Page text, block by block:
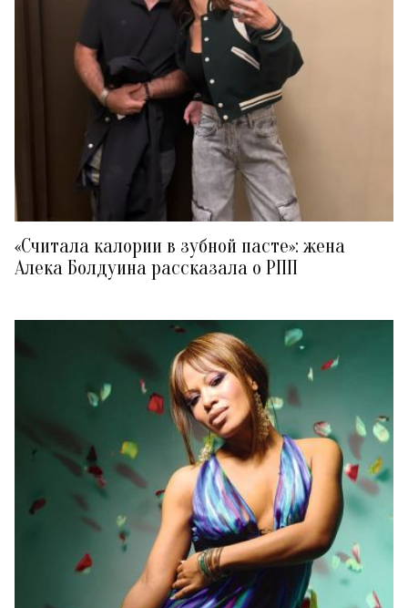
«Считала калории в зубной пасте»: жена
Алека Болдуина рассказала о РПП